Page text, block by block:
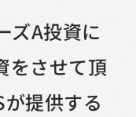
ズA投資に
をさせて頂
提供する